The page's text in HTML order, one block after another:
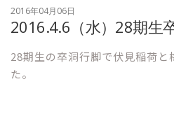
2016年04月06日
2016.4.6（水）28期生
28期生の卒洞行脚で伏見稲荷と
た。